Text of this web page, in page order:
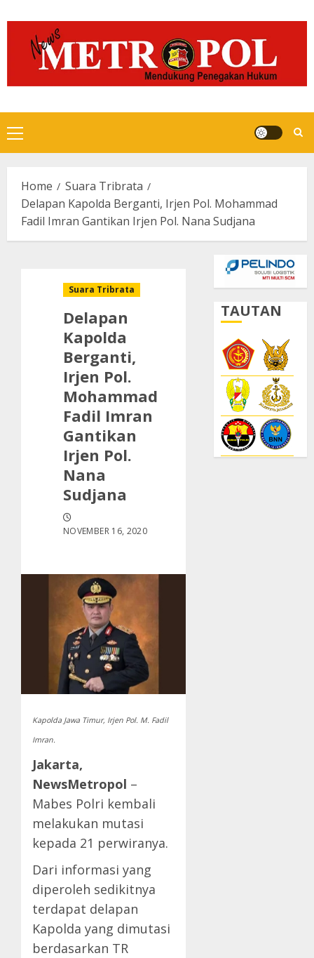
to
content
Primary
Menu
Home
Suara Tribrata
Delapan Kapolda Berganti, Irjen Pol. Mohammad
Fadil Imran Gantikan Irjen Pol. Nana Sudjana
Suara Tribrata
Delapan
Kapolda
Berganti,
Irjen Pol.
Mohammad
Fadil Imran
Gantikan
Irjen Pol.
Nana
Sudjana
NOVEMBER 16, 2020
Kapolda Jawa Timur, Irjen Pol. M. Fadil
Imran.
Jakarta,
NewsMetropol –
Mabes Polri kembali
melakukan mutasi
kepada 21 perwiranya.
Dari informasi yang
diperoleh sedikitnya
terdapat delapan
Kapolda yang dimutasi
berdasarkan TR
TAUTAN